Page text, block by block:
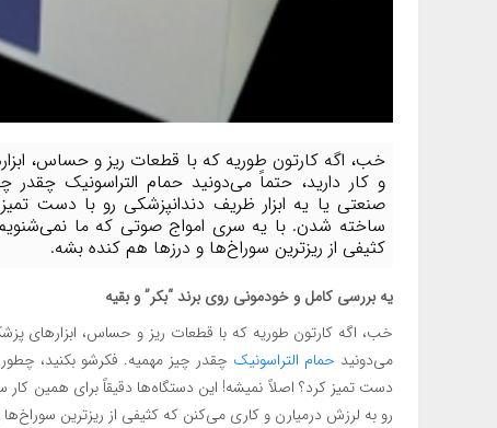
خب، اگه کارتون طوریه که با قطعات ریز و حساس،
و کار دارید، حتماً می‌دونید حمام التراسونیک
صنعتی یا یه ابزار ظریف دندانپزشکی رو با دست
ساخته شدن. با یه سری امواج صوتی که ما
کثیفی از ریزترین سوراخ‌ها و درزها هم کنده بشه.
یه بررسی کامل و خودمونی روی برند “بکر” و بقیه
خب، اگه کارتون طوریه که با قطعات ریز و حساس، ابزارهای
می‌دونید حمام التراسونیک چقدر چیز مهمیه. فکرشو بکنید،
دست تمیز کرد؟ اصلاً نمیشه! این دستگاه‌ها دقیقاً برای همین
رو به لرزش درمیارن و کاری می‌کنن که کثیفی از ریزترین